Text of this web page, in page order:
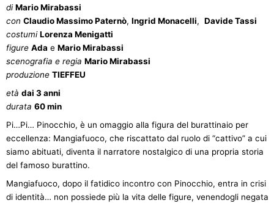
di Mario Mirabassi
con Claudio Massimo Paternò, Ingrid Monacelli, Davide Tassi
costumi Lorenza Menigatti
figure Ada e Mario Mirabassi
scenografia e regia Mario Mirabassi
produzione TIEFFEU
età dai 3 anni
durata 60 min
Pi…Pi… Pinocchio, è un omaggio alla figura del burattinaio per
eccellenza: Mangiafuoco, che riscattato dal ruolo di “cattivo” a cui
siamo abituati, diventa il narratore nostalgico di una propria storia
del famoso burattino.
Mangiafuoco, dopo il fatidico incontro con Pinocchio, entra in crisi
di identità… non possiede più la vita delle figure, venendogli negata